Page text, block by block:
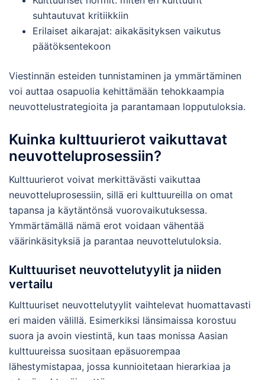
suhtautuvat kritiikkiin
Erilaiset aikarajat: aikakäsityksen vaikutus
päätöksentekoon
Viestinnän esteiden tunnistaminen ja ymmärtäminen
voi auttaa osapuolia kehittämään tehokkaampia
neuvottelustrategioita ja parantamaan lopputuloksia.
Kuinka kulttuurierot vaikuttavat
neuvotteluprosessiin?
Kulttuurierot voivat merkittävästi vaikuttaa
neuvotteluprosessiin, sillä eri kulttuureilla on omat
tapansa ja käytäntönsä vuorovaikutuksessa.
Ymmärtämällä nämä erot voidaan vähentää
väärinkäsityksiä ja parantaa neuvottelutuloksia.
Kulttuuriset neuvottelutyylit ja niiden
vertailu
Kulttuuriset neuvottelutyylit vaihtelevat huomattavasti
eri maiden välillä. Esimerkiksi länsimaissa korostuu
suora ja avoin viestintä, kun taas monissa Aasian
kulttuureissa suositaan epäsuorempaa
lähestymistapaa, jossa kunnioitetaan hierarkiaa ja